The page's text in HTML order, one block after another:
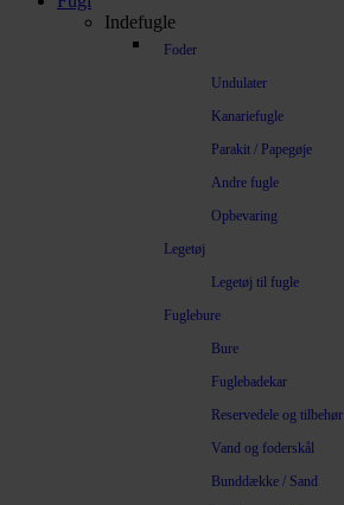
Indefugle
Foder
Undulater
Kanariefugle
Parakit / Papegøje
Andre fugle
Opbevaring
Legetøj
Legetøj til fugle
Fuglebure
Bure
Fuglebadekar
Reservedele og tilbehør
Vand og foderskål
Bunddække / Sand